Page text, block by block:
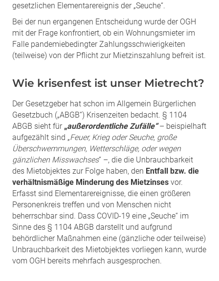
gesetzlichen Elementarereignis der „Seuche“.
Bei der nun ergangenen Entscheidung wurde der OGH
mit der Frage konfrontiert, ob ein Wohnungsmieter im
Falle pandemiebedingter Zahlungsschwierigkeiten
(teilweise) von der Pflicht zur Mietzinszahlung befreit ist.
Wie krisenfest ist unser Mietrecht?
Der Gesetzgeber hat schon im Allgemein Bürgerlichen
Gesetzbuch („ABGB“) Krisenzeiten bedacht. § 1104
ABGB sieht für „außerordentliche Zufälle“– beispielhaft
aufgezählt sind „Feuer, Krieg oder Seuche, große
Überschwemmungen, Wetterschläge, oder wegen
gänzlichen Misswachses“ –, die die Unbrauchbarkeit
des Mietobjektes zur Folge haben, den Entfall bzw. die
verhältnismäßige Minderung des Mietzinses vor.
Erfasst sind Elementarereignisse, die einen größeren
Personenkreis treffen und von Menschen nicht
beherrschbar sind. Dass COVID-19 eine „Seuche“ im
Sinne des § 1104 ABGB darstellt und aufgrund
behördlicher Maßnahmen eine (gänzliche oder teilweise)
Unbrauchbarkeit des Mietobjektes vorliegen kann, wurde
vom OGH bereits mehrfach ausgesprochen.